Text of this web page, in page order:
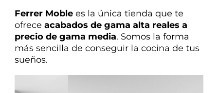
Ferrer Moble es la única tienda que te
ofrece acabados de gama alta reales a
precio de gama media. Somos la forma
más sencilla de conseguir la cocina de tus
sueños.